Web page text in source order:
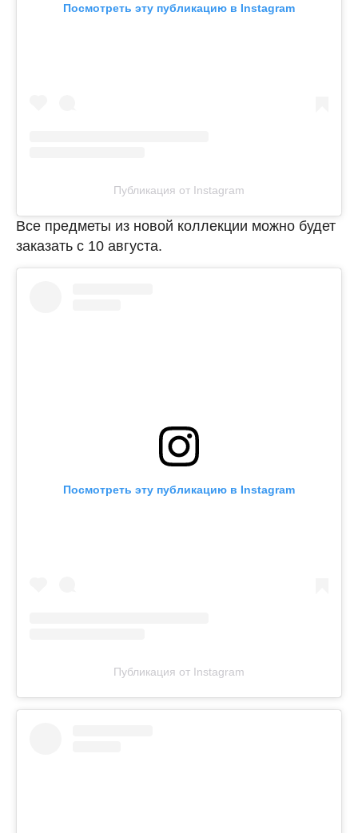
Посмотреть эту публикацию в Instagram
Публикация от Instagram
Все предметы из новой коллекции можно будет
заказать с 10 августа.
Посмотреть эту публикацию в Instagram
Публикация от Instagram